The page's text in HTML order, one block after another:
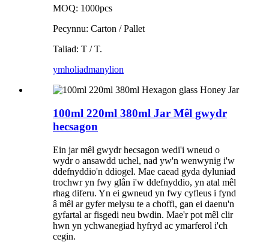
MOQ: 1000pcs
Pecynnu: Carton / Pallet
Taliad: T / T.
ymholiadmanylion
100ml 220ml 380ml Jar Mêl gwydr
hecsagon
Ein jar mêl gwydr hecsagon wedi'i wneud o
wydr o ansawdd uchel, nad yw'n wenwynig i'w
ddefnyddio'n ddiogel. Mae caead gyda dyluniad
trochwr yn fwy glân i'w ddefnyddio, yn atal mêl
rhag diferu. Yn ei gwneud yn fwy cyfleus i fynd
â mêl ar gyfer melysu te a choffi, gan ei daenu'n
gyfartal ar fisgedi neu bwdin. Mae'r pot mêl clir
hwn yn ychwanegiad hyfryd ac ymarferol i'ch
cegin.